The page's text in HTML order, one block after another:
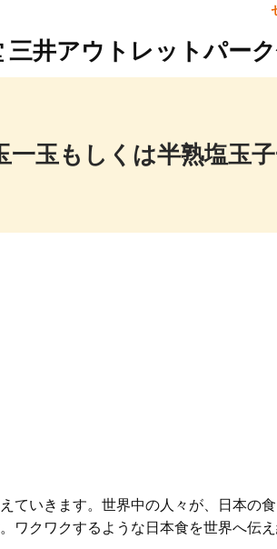
三井アウトレットパー
一玉もしくは半熟塩玉
ていきます。世界中の人々が、日本の
クワクするような日本食を世界へ伝え